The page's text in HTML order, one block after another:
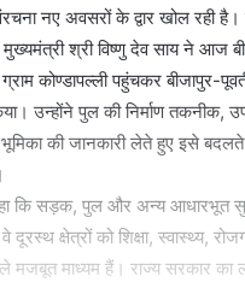
नए अवसरों के द्वार खोल रही है।
श्री विष्णु देव साय ने आज
कोण्डापल्ली पहुंचकर बीजापुर-पूवर्ती
उन्होंने पुल की निर्माण तकनीक,
की जानकारी लेते हुए इसे
कि सड़क, पुल और अन्य आधारभूत
वे दूरस्थ क्षेत्रों को शिक्षा, स्वास्थ्य,
मजबूत माध्यम हैं। राज्य सरकार का